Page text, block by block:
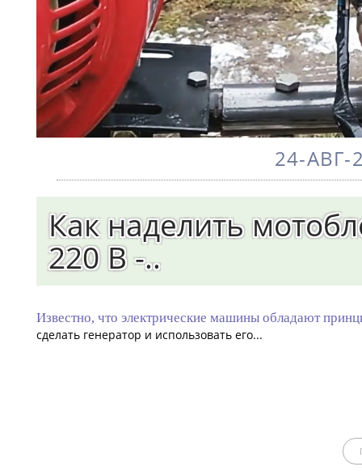
24-АВГ-
Как наделить
220 В -..
Известно, что электрические машины обладают
сделать генератор и использовать его...